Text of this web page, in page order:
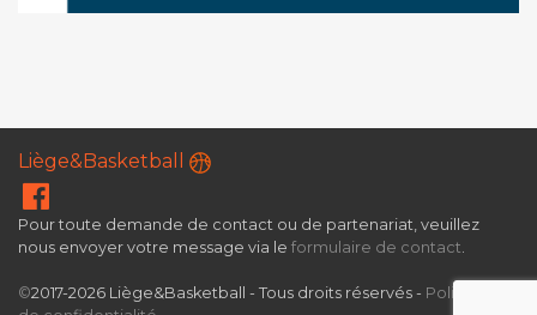
Liège&Basketball
Pour toute demande de contact ou de partenariat, veuillez
nous envoyer votre message via le formulaire de contact.
©2017-2026 Liège&Basketball - Tous droits réservés - Politique